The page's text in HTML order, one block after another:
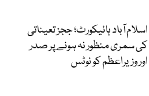
اسلام آباد ہائیکورٹ؛ ججز تعیناتی
کی سمری منظور نہ ہونے پر صدر
اور وزیراعظم کو نوٹس